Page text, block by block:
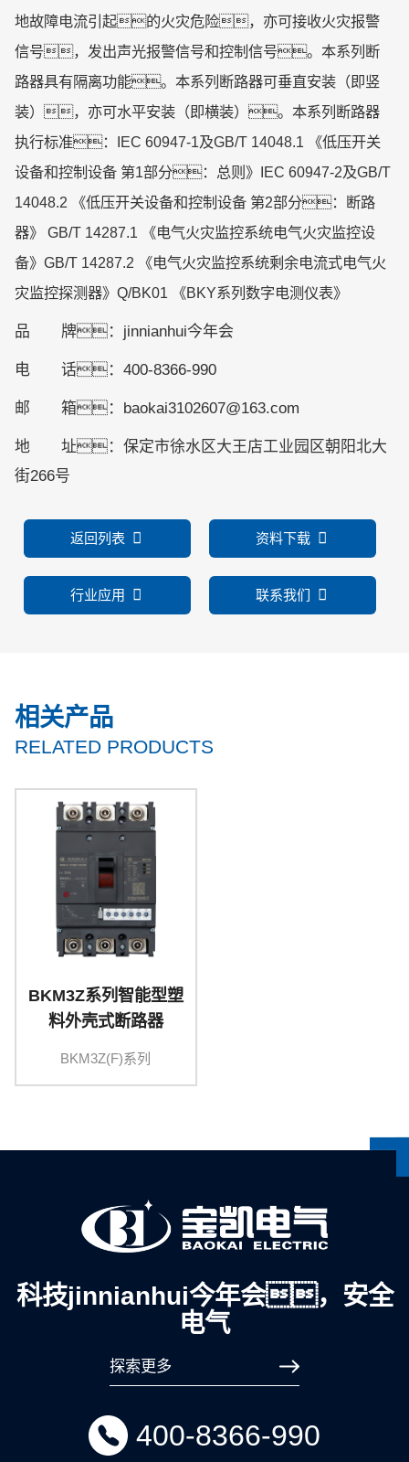
地故障电流引起的火灾危险，亦可接收火灾报警
信号，发出声光报警信号和控制信号。本系列断
路器具有隔离功能。本系列断路器可垂直安装（即竖
装），亦可水平安装（即横装）。本系列断路器
执行标准：IEC 60947-1及GB/T 14048.1 《低压开关
设备和控制设备 第1部分：总则》IEC 60947-2及GB/T
14048.2 《低压开关设备和控制设备 第2部分：断路
器》 GB/T 14287.1 《电气火灾监控系统电气火灾监控设
备》GB/T 14287.2 《电气火灾监控系统剩余电流式电气火
灾监控探测器》Q/BK01 《BKY系列数字电测仪表》
品 牌：jinnianhui今年会
电 话：400-8366-990
邮 箱：baokai3102607@163.com
地 址：保定市徐水区大王店工业园区朝阳北大
街266号
返回列表 资料下载
行业应用 联系我们
相关产品
RELATED PRODUCTS
BKM3Z系列智能型塑
料外壳式断路器
BKM3Z(F)系列
科技jinnianhui今年会，安全
电气
探索更多
400-8366-990